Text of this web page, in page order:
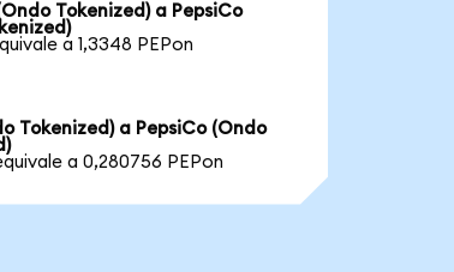
Tokenized) a PepsiCo
a 1,3348 PEPon
Tokenized) a PepsiCo (Ondo
a 0,280756 PEPon